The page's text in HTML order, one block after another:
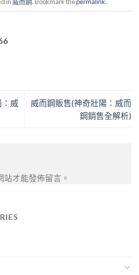
：威
威而鋼販售(神奇壯陽：威而
鋼銷售全解析)
站才能發佈留言。